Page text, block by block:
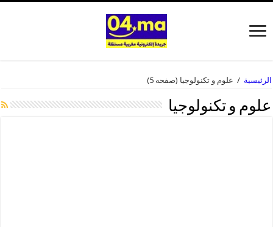
الرئيسية / علوم و تكنولوجيا (صفحه 5)
علوم و تكنولوجيا